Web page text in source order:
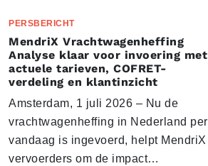
PERSBERICHT
MendriX Vrachtwagenheffing
Analyse klaar voor invoering met
actuele tarieven, COFRET-
verdeling en klantinzicht
Amsterdam, 1 juli 2026 – Nu de
vrachtwagenheffing in Nederland per
vandaag is ingevoerd, helpt MendriX
vervoerders om de impact…